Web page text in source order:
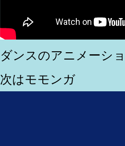
ダンスのアニメーシ
次はモモンガ